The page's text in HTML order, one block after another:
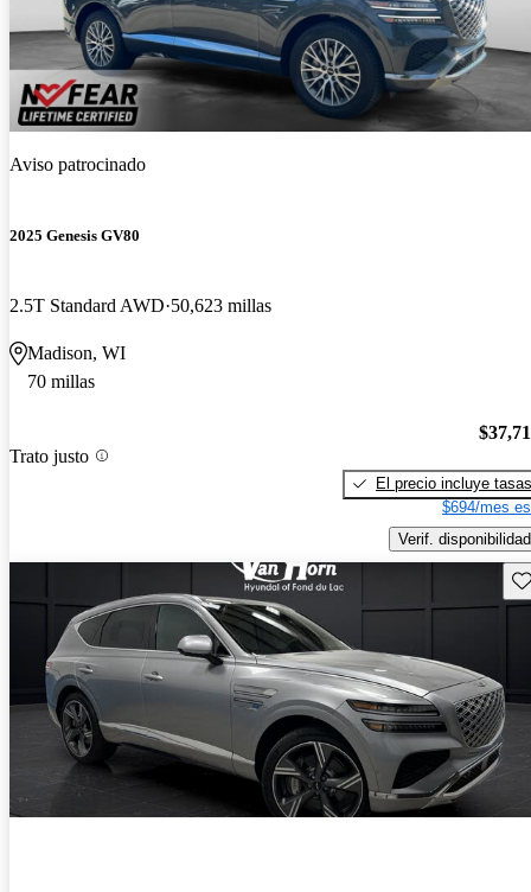
Aviso patrocinado
2025 Genesis GV80
2.5T Standard AWD 50,623 millas
Madison, WI
70 millas
Trato justo
El precio incluye tasas
$694/mes
Verif. disponibilidad